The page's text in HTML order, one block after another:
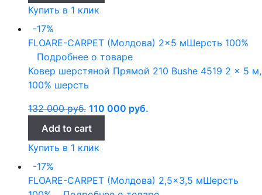
Купить в 1 клик
-17%
FLOARE-CARPET (Молдова) 2x5 мШерсть 100%
Подробнее о товаре
Ковер шерстяной Прямой 210 Bushe 4519 2 x 5 м,
100% шерсть
132 000руб. 110 000 руб.
Add to cart
Купить в 1 клик
-17%
FLOARE-CARPET (Молдова) 2,5x3,5 мШерсть